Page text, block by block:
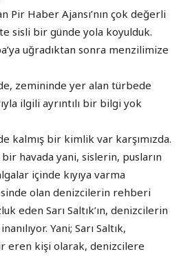
Pir Haber Ajansı’nın çok değerli
sisli bir günde yola koyulduk.
uğradıktan sonra menzilimize
zemininde yer alan türbede
ilgili ayrıntılı bir bilgi yok
kalmış bir kimlik var karşımızda.
havada yani, sislerin, pusların
içinde kıyıya varma
olan denizcilerin rehberi
eden Sarı Saltık’ın, denizcilerin
Yani; Sarı Saltık,
eren kişi olarak, denizcilere